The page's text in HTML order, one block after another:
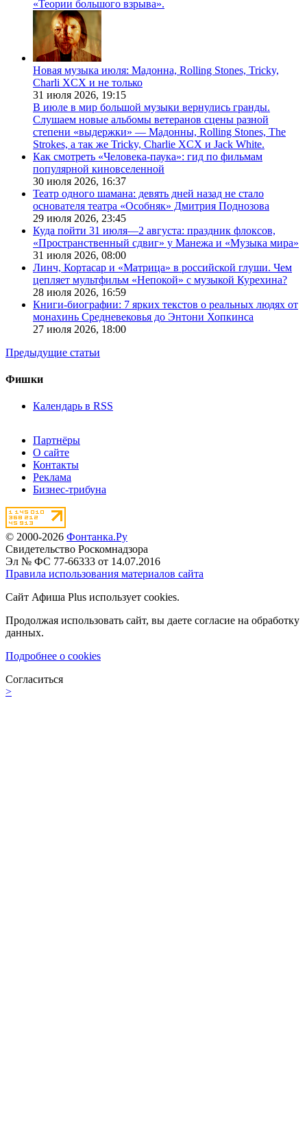
«Теории большого взрыва».
Новая музыка июля: Мадонна, Rolling Stones, Tricky,
Charli XCX и не только
31 июля 2026, 19:15
В июле в мир большой музыки вернулись гранды.
Слушаем новые альбомы ветеранов сцены разной
степени «выдержки» — Мадонны, Rolling Stones, The
Strokes, а так же Tricky, Charlie XCX и Jack White.
Как смотреть «Человека-паука»: гид по фильмам
популярной киновселенной
30 июля 2026, 16:37
Театр одного шамана: девять дней назад не стало
основателя театра «Особняк» Дмитрия Поднозова
29 июля 2026, 23:45
Куда пойти 31 июля—2 августа: праздник флоксов,
«Пространственный сдвиг» у Манежа и «Музыка мира»
31 июля 2026, 08:00
Линч, Кортасар и «Матрица» в российской глуши. Чем
цепляет мультфильм «Непокой» с музыкой Курехина?
28 июля 2026, 16:59
Книги-биографии: 7 ярких текстов о реальных людях от
монахинь Средневековья до Энтони Хопкинса
27 июля 2026, 18:00
Предыдущие статьи
Фишки
Календарь в RSS
Партнёры
О сайте
Контакты
Реклама
Бизнес-трибуна
© 2000-2026 Фонтанка.Ру
Свидетельство Роскомнадзора
Эл № ФС 77-66333 от 14.07.2016
Правила использования материалов сайта
Сайт Афиша Plus использует cookies.
Продолжая использовать сайт, вы даете согласие на обработку
данных.
Подробнее о cookies
Согласиться
>